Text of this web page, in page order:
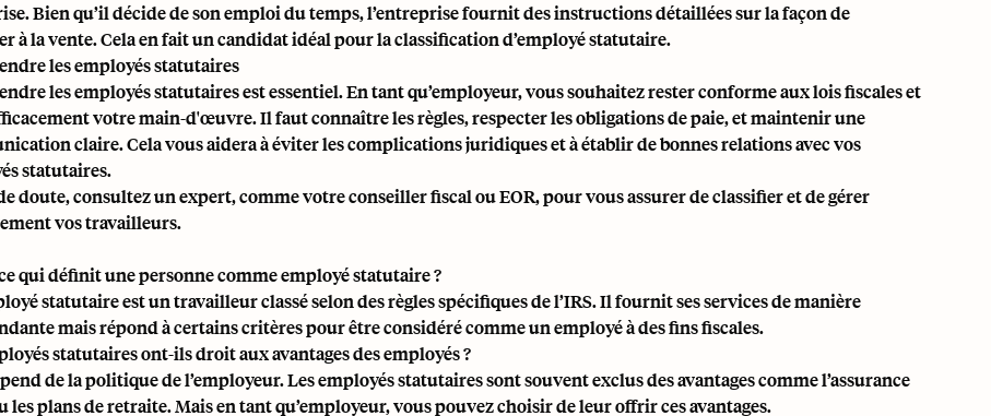
Bien qu’il décide de son emploi du temps, l’entreprise fournit des instructions détaillées sur la façon de
à la vente. Cela en fait un candidat idéal pour la classification d’employé statutaire.
les employés statutaires
les employés statutairesest essentiel. En tant qu’employeur, vous souhaitez rester conforme aux lois fiscales et
votre main-d'œuvre. Il faut connaître les règles, respecter les obligations de paie, et maintenir une
claire. Cela vous aidera à éviter les complications juridiques et à établir de bonnes relations avec vos
statutaires.
doute, consultez un expert, comme votre conseiller fiscal ouEOR, pour vous assurer de classifier et de gérer
vos travailleurs.
qui définit une personne comme employé statutaire ?
statutaire est un travailleur classé selon des règles spécifiques de l’IRS. Il fournit ses services de manière
mais répond à certains critères pour être considéré comme un employé à des fins fiscales.
statutaires ont-ils droit aux avantages des employés ?
de la politique de l’employeur. Les employés statutaires sont souvent exclus des avantages comme l’assurance
les plans de retraite. Mais en tant qu’employeur, vous pouvez choisir de leur offrir ces avantages.